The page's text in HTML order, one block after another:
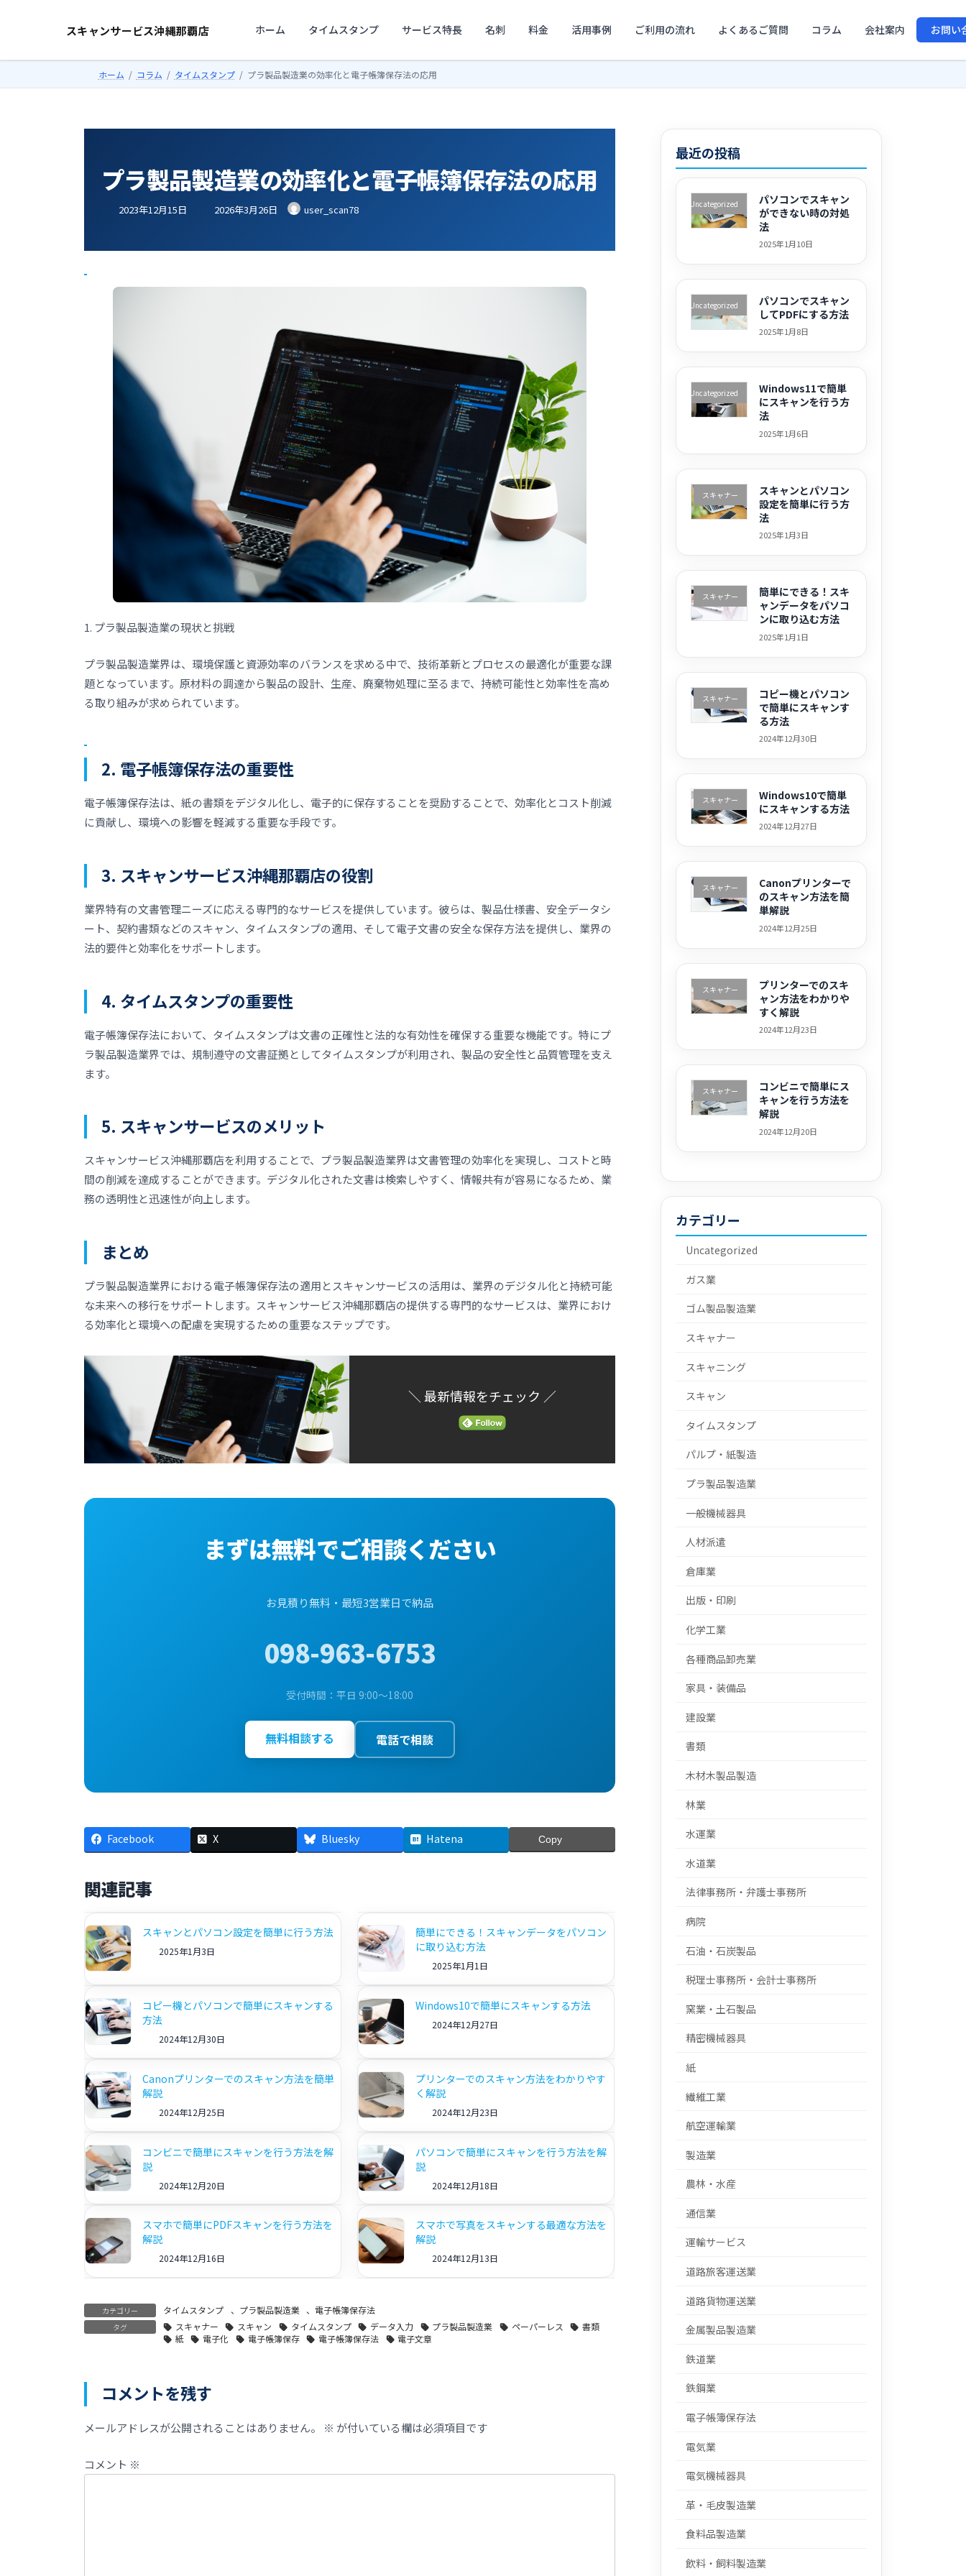
ン
へ
ー
ョ
スキャンサービス沖縄那覇店 ホーム タイムスタンプ サービス特長 名刺 料金 活用事例 ご利用の流れ よくあるご質問 コラム 会社案内 お問い
ホーム コラム タイムスタンプ プラ製品製造業の効率化と電子帳簿保存法の応用
プラ製品製造業の効率化と電子帳簿保存法の応用
2023年12月15日
最
2026年3月26日 user_scan78
1. プラ製品製造業の現状と挑戦
プラ製品製造業界は、環境保護と資源効率のバランスを求める中で、技術革新とプロセスの最適化が重要な課
題となっています。原材料の調達から製品の設計、生産、廃棄物処理に至るまで、持続可能性と効率性を高め
る取り組みが求められています。
2. 電子帳簿保存法の重要性
電子帳簿保存法は、紙の書類をデジタル化し、電子的に保存することを奨励することで、効率化とコスト削減
に貢献し、環境への影響を軽減する重要な手段です。
3. スキャンサービス沖縄那覇店の役割
業界特有の文書管理ニーズに応える専門的なサービスを提供しています。彼らは、製品仕様書、安全データシ
ート、契約書類などのスキャン、タイムスタンプの適用、そして電子文書の安全な保存方法を提供し、業界の
法的要件と効率化をサポートします。
4. タイムスタンプの重要性
電子帳簿保存法において、タイムスタンプは文書の正確性と法的な有効性を確保する重要な機能です。特にプ
ラ製品製造業界では、規制遵守の文書証拠としてタイムスタンプが利用され、製品の安全性と品質管理を支え
ます。
5. スキャンサービスのメリット
スキャンサービス沖縄那覇店を利用することで、プラ製品製造業界は文書管理の効率化を実現し、コストと時
間の削減を達成することができます。デジタル化された文書は検索しやすく、情報共有が容易になるため、業
務の透明性と迅速性が向上します。
まとめ
プラ製品製造業界における電子帳簿保存法の適用とスキャンサービスの活用は、業界のデジタル化と持続可能
な未来への移行をサポートします。スキャンサービス沖縄那覇店の提供する専門的なサービスは、業界におけ
る効率化と環境への配慮を実現するための重要なステップです。
＼ 最新情報をチェック ／
まずは無料でご相談ください
お見積り無料・最短3営業日で納品
098-963-6753
受付時間：平日 9:00〜18:00
無料相談する 電話で相談
Facebook X Bluesky Hatena Copy
関連記事
スキャンとパソコン設定を簡単に行う方法
2025年1月3日
簡単にできる！スキャンデータをパソコン
に取り込む方法
2025年1月1日
コピー機とパソコンで簡単にスキャンする
方法
2024年12月30日
Windows10で簡単にスキャンする方法
2024年12月27日
Canonプリンターでのスキャン方法を簡単
解説
2024年12月25日
プリンターでのスキャン方法をわかりやす
く解説
2024年12月23日
コンビニで簡単にスキャンを行う方法を解
説
2024年12月20日
パソコンで簡単にスキャンを行う方法を解
説
2024年12月18日
スマホで簡単にPDFスキャンを行う方法を
解説
2024年12月16日
スマホで写真をスキャンする最適な方法を
解説
2024年12月13日
カテゴリー タイムスタンプ 、 プラ製品製造業 、 電子帳簿保存法
タグ スキャナー スキャン タイムスタンプ データ入力 プラ製品製造業 ペーパーレス
書類
紙
電子化 電子帳簿保存 電子帳簿保存法 電子文章
コメントを残す
メールアドレスが公開されることはありません。 ※ が付いている欄は必須項目です
コメント ※
最近の投稿
Uncategorized
パソコンでスキャン
ができない時の対処
法
2025年1月10日
Uncategorized
パソコンでスキャン
してPDFにする方法
2025年1月8日
Uncategorized
Windows11で簡単
にスキャンを行う方
法
2025年1月6日
スキャナー
スキャンとパソコン
設定を簡単に行う方
法
2025年1月3日
スキャナー
簡単にできる！スキ
ャンデータをパソコ
ンに取り込む方法
2025年1月1日
スキャナー
コピー機とパソコン
で簡単にスキャンす
る方法
2024年12月30日
スキャナー
Windows10で簡単
にスキャンする方法
2024年12月27日
スキャナー
Canonプリンターで
のスキャン方法を簡
単解説
2024年12月25日
スキャナー
プリンターでのスキ
ャン方法をわかりや
すく解説
2024年12月23日
スキャナー
コンビニで簡単にス
キャンを行う方法を
解説
2024年12月20日
カテゴリー
Uncategorized
ガス業
ゴム製品製造業
スキャナー
スキャニング
スキャン
タイムスタンプ
パルプ・紙製造
プラ製品製造業
一般機械器具
人材派遣
倉庫業
出版・印刷
化学工業
各種商品卸売業
家具・装備品
建設業
書類
木材木製品製造
林業
水運業
水道業
法律事務所・弁護士事務所
病院
石油・石炭製品
税理士事務所・会計士事務所
窯業・土石製品
精密機械器具
紙
繊維工業
航空運輸業
製造業
農林・水産
通信業
運輸サービス
道路旅客運送業
道路貨物運送業
金属製品製造業
鉄道業
鉄鋼業
電子帳簿保存法
電気業
電気機械器具
革・毛皮製造業
食料品製造業
飲料・飼料製造業